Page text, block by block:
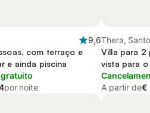
9,6
com terraço e
e ainda piscina
por noite
Thera,
Villa para 2
vista para o
A partir de€